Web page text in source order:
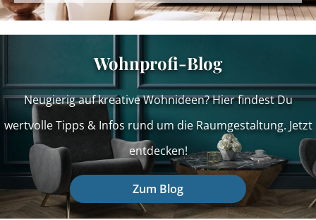
Wohnprofi-Blog
Neugierig auf kreative Wohnideen? Hier findest Du
wertvolle Tipps & Infos rund um die Raumgestaltung. Jetzt
entdecken!
Zum Blog